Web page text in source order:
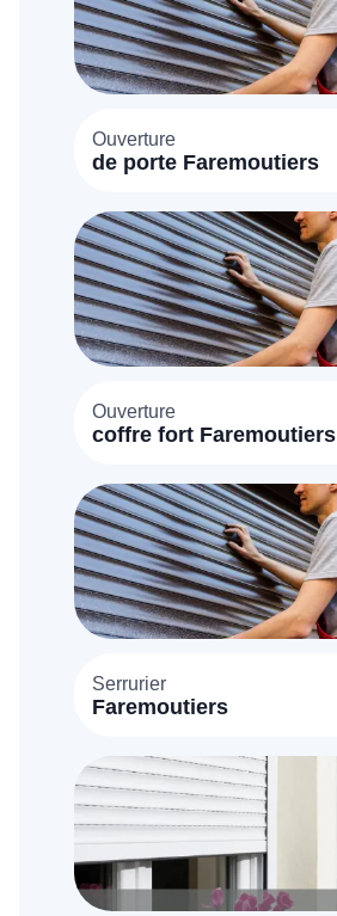
Ouverture
de porte Faremoutiers
Ouverture
coffre fort Faremoutiers
Serrurier
Faremoutiers